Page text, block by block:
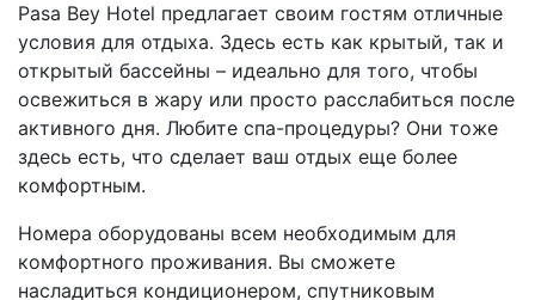
Pasa Bey Hotel предлагает своим гостям отличные
условия для отдыха. Здесь есть как крытый, так и
открытый бассейны – идеально для того, чтобы
освежиться в жару или просто расслабиться после
активного дня. Любите спа-процедуры? Они тоже
здесь есть, что сделает ваш отдых еще более
комфортным.
Номера оборудованы всем необходимым для
комфортного проживания. Вы сможете
насладиться кондиционером, спутниковым